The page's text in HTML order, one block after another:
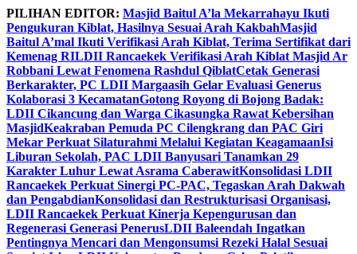
Skip
to
content
PILIHAN EDITOR: Masjid Baitul A’la Mekarrahayu Ikuti
Pengukuran Kiblat, Hasilnya Sesuai Arah KakbahMasjid
Baitul A’mal Ikuti Verifikasi Arah Kiblat, Terima Sertifikat dari
Kemenag RILDII Rancaekek Verifikasi Arah Kiblat Masjid Ar
Robbani Lewat Fenomena Rashdul QiblatCetak Generasi
Berkarakter, PC LDII Margaasih Gelar Evaluasi Generus
Kolaborasi 3 KecamatanGotong Royong di Bojong Badak:
LDII Cikancung dan Warga Cikasungka Rawat Kebersihan
MasjidKeakraban Pemuda PC Cilengkrang dan PAC Giri
Mekar Perkuat Silaturahmi Melalui Kegiatan KeagamaanIsi
Liburan Sekolah, PAC LDII Banyusari Tanamkan 29
Karakter Luhur Lewat Asrama CaberawitKonsolidasi LDII
Rancaekek Perkuat Sinergi PC-PAC, Tegaskan Arah Dakwah
dan PengabdianKonsolidasi dan Restrukturisasi Organisasi,
LDII Rancaekek Perkuat Kinerja Kepengurusan dan
Regenerasi Generasi PenerusLDII Baleendah Ingatkan
Pentingnya Mencari dan Mengonsumsi Rezeki Halal Sesuai